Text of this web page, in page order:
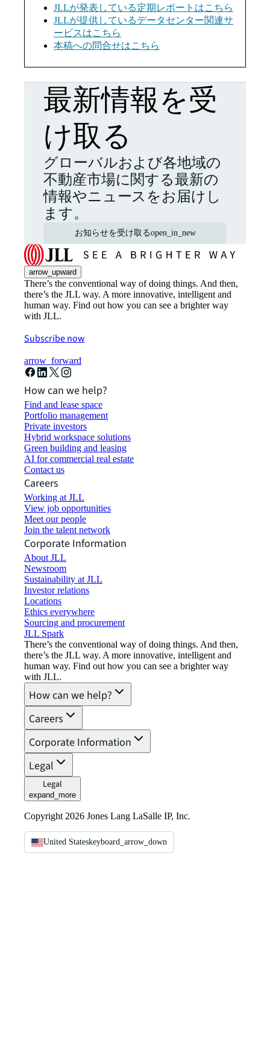
JLLが発表している定期レポートはこちら
JLLが提供しているデータセンター関連サ
ービスはこちら
本稿への問合せはこちら
最新情報を受
け取る
グローバルおよび各地域の
不動産市場に関する最新の
情報やニュースをお届けし
ます。
お知らせを受け取るopen_in_new
arrow_upward
There’s the conventional way of doing things. And then,
there’s the JLL way. A more innovative, intelligent and
human way. Find out how you can see a brighter way
with JLL.
Subscribe now
arrow_forward
How can we help?
Find and lease space
Portfolio management
Private investors
Hybrid workspace solutions
Green building and leasing
AI for commercial real estate
Contact us
Careers
Working at JLL
View job opportunities
Meet our people
Join the talent network
Corporate Information
About JLL
Newsroom
Sustainability at JLL
Investor relations
Locations
Ethics everywhere
Sourcing and procurement
JLL Spark
There’s the conventional way of doing things. And then,
there’s the JLL way. A more innovative, intelligent and
human way. Find out how you can see a brighter way
with JLL.
How can we help?
Careers
Corporate Information
Legal
Legal
expand_more
Copyright 2026 Jones Lang LaSalle IP, Inc.
United Stateskeyboard_arrow_down